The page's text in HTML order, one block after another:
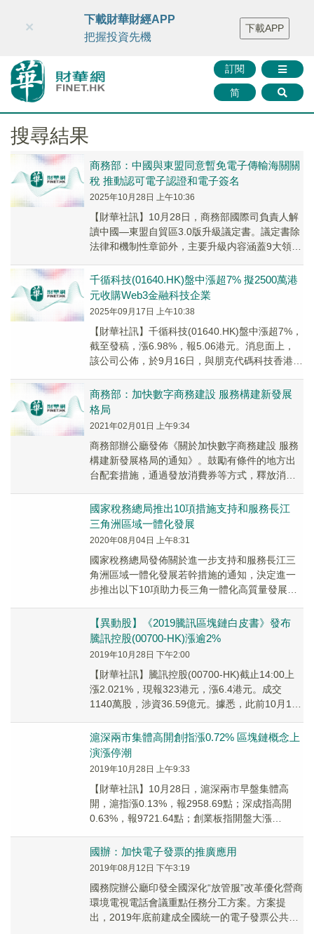
財華智庫網 FINTV FINMETA 財華證券 媒體矩陣
智庫沙龍
聯絡我們
訂閱
简
×
下載財華財經APP
把握投資先機
下載APP
搜尋結果
商務部：中國與東盟同意暫免電子傳輸海關關
稅 推動認可電子認證和電子簽名
2025年10月28日 上午10:36
【財華社訊】10月28日，商務部國際司負責人解
讀中國—東盟自貿區3.0版升級議定書。議定書除
法律和機制性章節外，主要升級内容涵蓋9大領
中...
千循科技(01640.HK)盤中漲超7% 擬2500萬港
元收購Web3金融科技企業
2025年09月17日 上午10:38
【財華社訊】千循科技(01640.HK)盤中漲超7%，
截至發稿，漲6.98%，報5.06港元。消息面上，
該公司公佈，於9月16日，與朋克代碼科技香港有
商務部：加快數字商務建設 服務構建新發展
格局
2021年02月01日 上午9:34
商務部辦公廳發佈《關於加快數字商務建設 服務
構建新發展格局的通知》。鼓勵有條件的地方出
台配套措施，通過發放消費券等方式，釋放消費
數據、...
國家稅務總局推出10項措施支持和服務長江
三角洲區域一體化發展
2020年08月04日 上午8:31
國家稅務總局發佈關於進一步支持和服務長江三
角洲區域一體化發展若幹措施的通知，決定進一
步推出以下10項助力長三角一體化高質量發展的
深化增值...
【異動股】《2019騰訊區塊鏈白皮書》發布
騰訊控股(00700-HK)漲逾2%
2019年10月28日 下午2:00
【財華社訊】騰訊控股(00700-HK)截止14:00上
漲2.021%，現報323港元，漲6.4港元。成交
1140萬股，涉資36.59億元。據悉，此前10月19
滬深兩市集體高開創指漲0.72% 區塊鏈概念上
演漲停潮
2019年10月28日 上午9:33
【財華社訊】10月28日，滬深兩市早盤集體高
開，滬指漲0.13%，報2958.69點；深成指高開
0.63%，報9721.64點；創業板指開盤大漲
國辦：加快電子發票的推廣應用
2019年08月12日 下午3:19
國務院辦公廳印發全國深化“放管服”改革優化營商
環境電視電話會議重點任務分工方案。方案提
出，2019年底前建成全國統一的電子發票公共服